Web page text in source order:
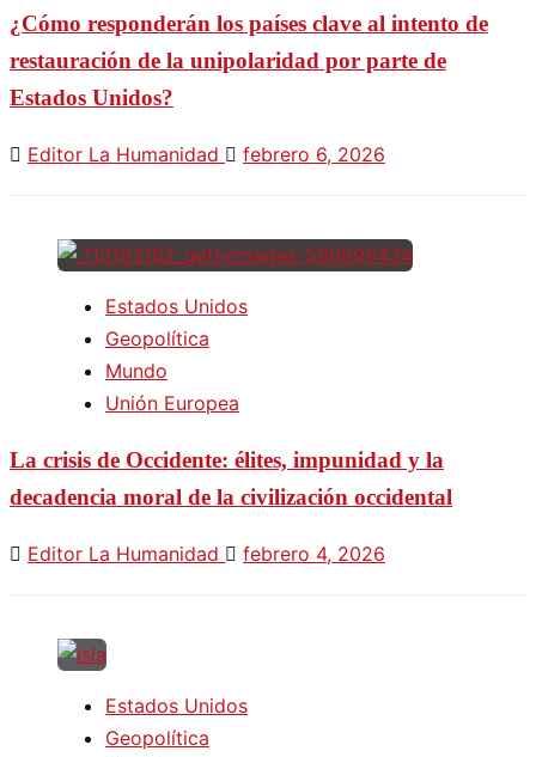
¿Cómo responderán los países clave al intento de
restauración de la unipolaridad por parte de
Estados Unidos?
Editor La Humanidad febrero 6, 2026
Estados Unidos
Geopolítica
Mundo
Unión Europea
La crisis de Occidente: élites, impunidad y la
decadencia moral de la civilización occidental
Editor La Humanidad febrero 4, 2026
Estados Unidos
Geopolítica